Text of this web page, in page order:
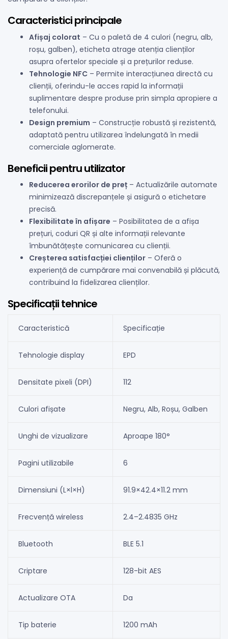
Caracteristici principale
Afișaj colorat – Cu o paletă de 4 culori (negru, alb,
roșu, galben), eticheta atrage atenția clienților
asupra ofertelor speciale și a prețurilor reduse.
Tehnologie NFC – Permite interacțiunea directă cu
clienții, oferindu-le acces rapid la informații
suplimentare despre produse prin simpla apropiere a
telefonului.
Design premium – Construcție robustă și rezistentă,
adaptată pentru utilizarea îndelungată în medii
comerciale aglomerate.
Beneficii pentru utilizator
Reducerea erorilor de preț – Actualizările automate
minimizează discrepanțele și asigură o etichetare
precisă.
Flexibilitate în afișare – Posibilitatea de a afișa
prețuri, coduri QR și alte informații relevante
îmbunătățește comunicarea cu clienții.
Creșterea satisfacției clienților – Oferă o
experiență de cumpărare mai convenabilă și plăcută,
contribuind la fidelizarea clienților.
Specificații tehnice
Caracteristică Specificație
Tehnologie display EPD
Densitate pixeli (DPI) 112
Culori afișate Negru, Alb, Roșu, Galben
Unghi de vizualizare Aproape 180°
Pagini utilizabile 6
Dimensiuni (L×l×H) 91.9×42.4×11.2 mm
Frecvență wireless 2.4–2.4835 GHz
Bluetooth BLE 5.1
Criptare 128-bit AES
Actualizare OTA Da
Tip baterie 1200 mAh